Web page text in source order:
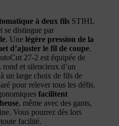
à deux fils STIHL
se distingue par
. Une légère pression de la
d’ajuster le fil de coupe.
27-2 est équipée de
et silencieux d’un
un large choix de fils de
pour relever tous les défis.
facilitent
, même avec des gants,
Vous pourrez dès lors
facilité.